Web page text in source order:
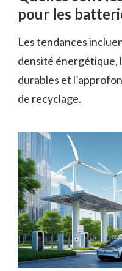
pour les
Les tendances
densité énergétique,
durables et
de recyclage.